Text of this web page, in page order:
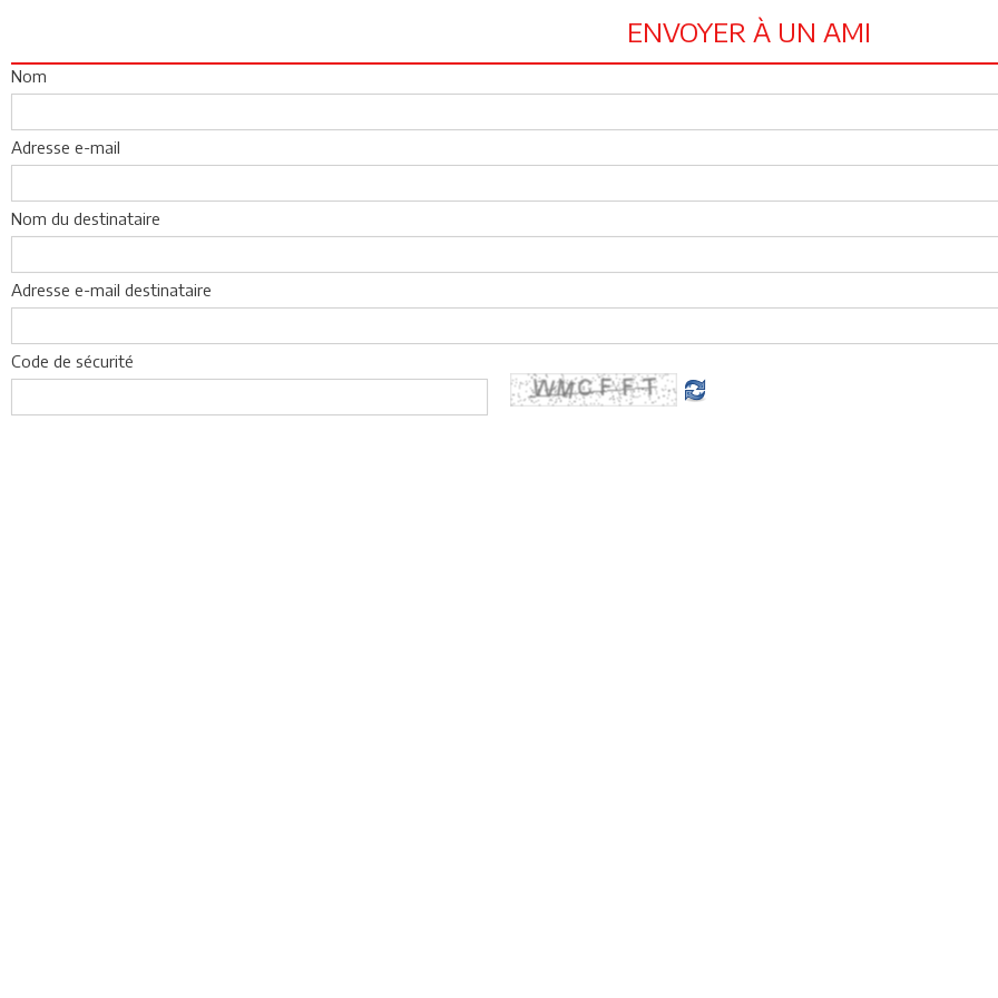
ENVOYER À UN AMI
Nom
Adresse e-mail
Nom du destinataire
Adresse e-mail destinataire
Code de sécurité